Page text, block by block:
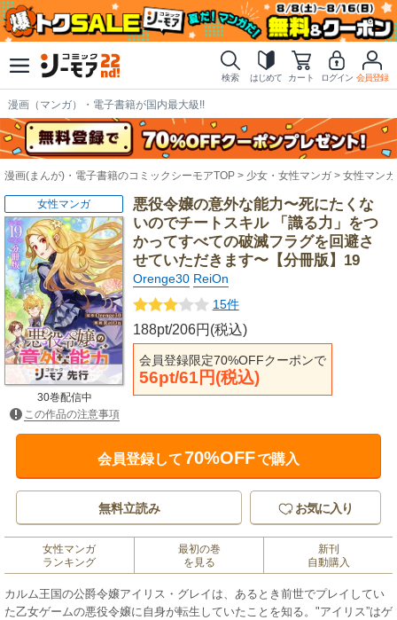
検索 はじめて カート ログイン 会員登録
漫画（マンガ）・電子書籍が国内最大級!!
漫画(まんが)・電子書籍のコミックシーモアTOP 少女・女性マンガ 女性マンガ
悪役令嬢の意外な能力〜死にたくな
いのでチートスキル 「識る力」をつ
かってすべての破滅フラグを回避さ
せていただきます〜【分冊版】19
Orenge30 ReiOn
15件
188pt/206円(税込)
会員登録限定70%OFFクーポンで
56pt/61円(税込)
女性マンガ
30巻配信中
この作品の注意事項
会員登録して70%OFFで購入
無料立読み お気に入り
女性マンガ
ランキング
最初の巻
を見る
新刊
自動購入
カルム王国の公爵令嬢アイリス・グレイは、あるとき前世でプレイしてい
た乙女ゲームの悪役令嬢に自身が転生していたことを知る。"アイリス”はゲ